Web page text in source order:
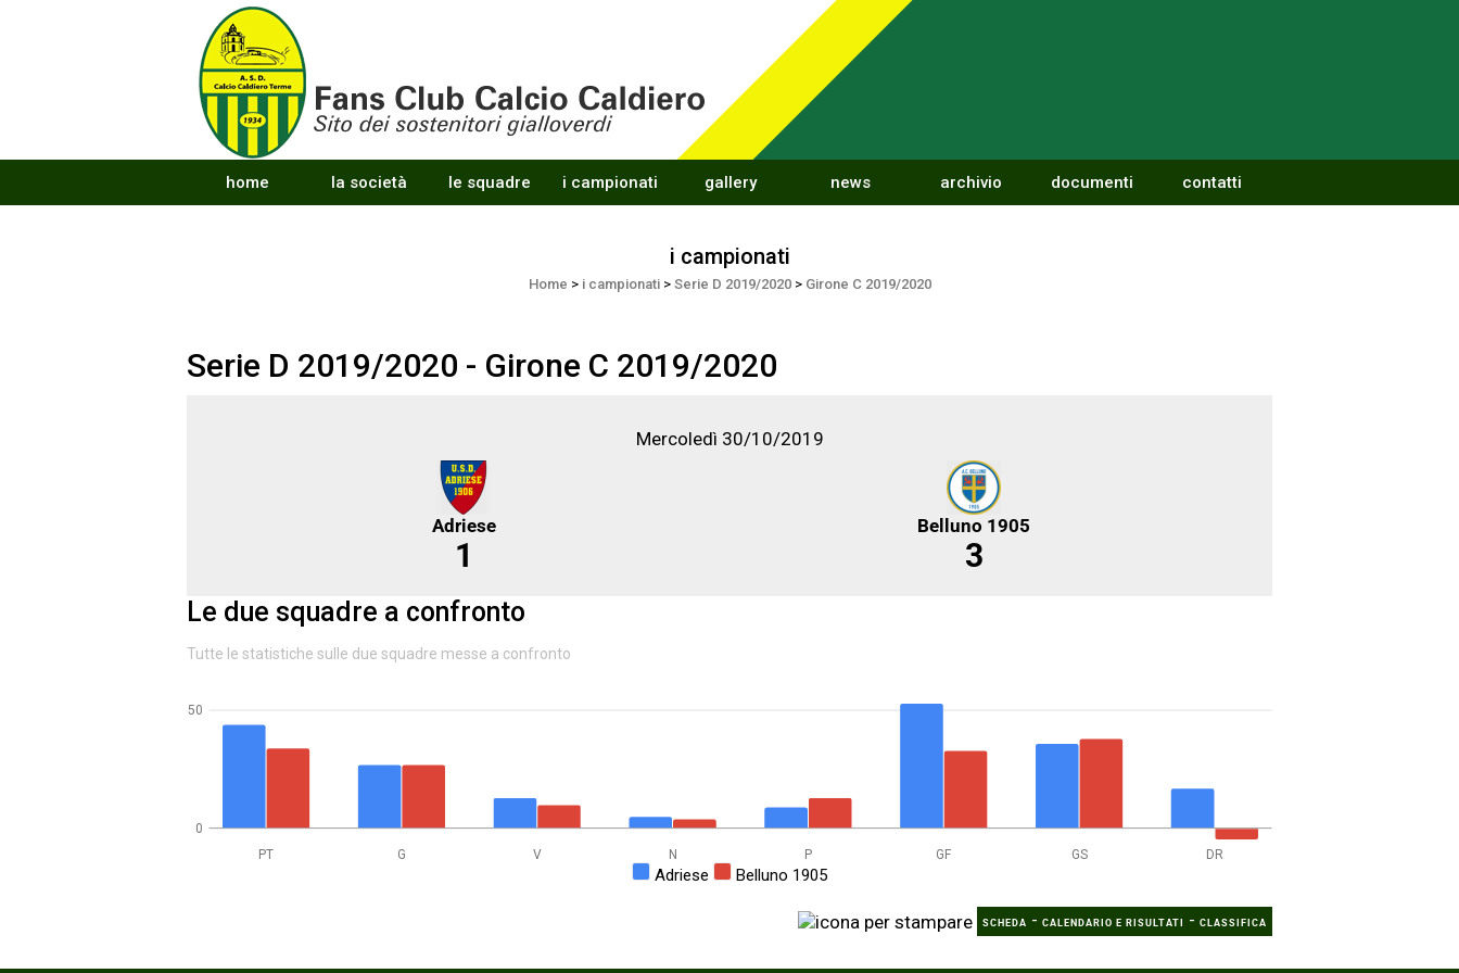
home la società le squadre i campionati gallery news archivio documenti contatti
i campionati
Home > i campionati> Serie D 2019/2020> Girone C 2019/2020
Serie D 2019/2020 - Girone C 2019/2020
Mercoledì 30/10/2019
Adriese Belluno 1905
1 3
Le due squadre a confronto
Tutte le statistiche sulle due squadre messe a confronto
PT G V N P GF GS DR
0
50
Adriese Belluno 1905
SCHEDA - CALENDARIO E RISULTATI - CLASSIFICA